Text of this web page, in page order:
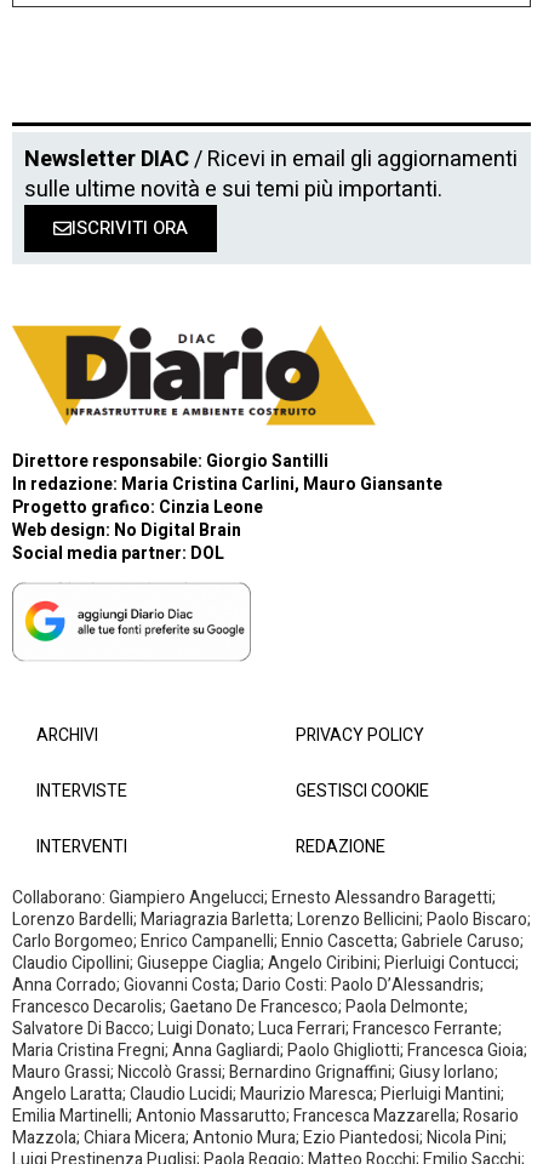
Newsletter DIAC/ Ricevi in email gli aggiornamenti
sulle ultime novità e sui temi più importanti.
ISCRIVITI ORA
Direttore responsabile: Giorgio Santilli
In redazione: Maria Cristina Carlini, Mauro Giansante
Progetto grafico: Cinzia Leone
Web design: No Digital Brain
Social media partner: DOL
ARCHIVI
INTERVISTE
INTERVENTI
PRIVACY POLICY
GESTISCI COOKIE
REDAZIONE
Collaborano: Giampiero Angelucci; Ernesto Alessandro Baragetti;
Lorenzo Bardelli; Mariagrazia Barletta; Lorenzo Bellicini; Paolo Biscaro;
Carlo Borgomeo; Enrico Campanelli; Ennio Cascetta; Gabriele Caruso;
Claudio Cipollini; Giuseppe Ciaglia; Angelo Ciribini; Pierluigi Contucci;
Anna Corrado; Giovanni Costa; Dario Costi: Paolo D’Alessandris;
Francesco Decarolis; Gaetano De Francesco; Paola Delmonte;
Salvatore Di Bacco; Luigi Donato; Luca Ferrari; Francesco Ferrante;
Maria Cristina Fregni; Anna Gagliardi; Paolo Ghigliotti; Francesca Gioia;
Mauro Grassi; Niccolò Grassi; Bernardino Grignaffini; Giusy Iorlano;
Angelo Laratta; Claudio Lucidi; Maurizio Maresca; Pierluigi Mantini;
Emilia Martinelli; Antonio Massarutto; Francesca Mazzarella; Rosario
Mazzola; Chiara Micera; Antonio Mura; Ezio Piantedosi; Nicola Pini;